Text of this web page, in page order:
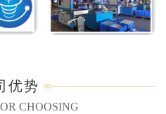
优势
CHOOSING